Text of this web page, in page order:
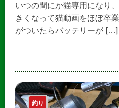
いつの間にか猫専用になり
きくなって猫動画をほぼ卒
がついたらバッテリーが […]
釣り